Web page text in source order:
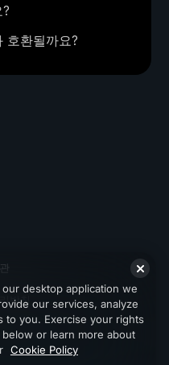
호환될까요?
방침
desktop application we
our services, analyze
to you. Exercise your rights
below or learn more about
Cookie Policy